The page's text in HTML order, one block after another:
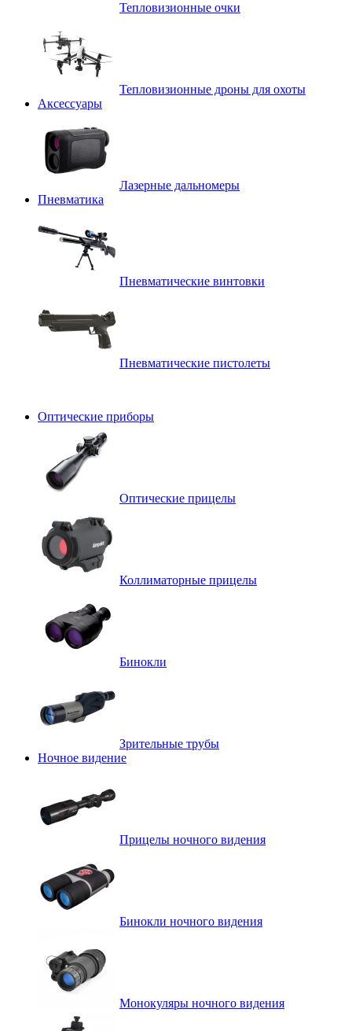
Тепловизионные очки
Тепловизионные дроны для охоты
Аксессуары
Лазерные дальномеры
Пневматика
Пневматические винтовки
Пневматические пистолеты
Оптические приборы
Оптические прицелы
Коллиматорные прицелы
Бинокли
Зрительные трубы
Ночное видение
Прицелы ночного видения
Бинокли ночного видения
Монокуляры ночного видения